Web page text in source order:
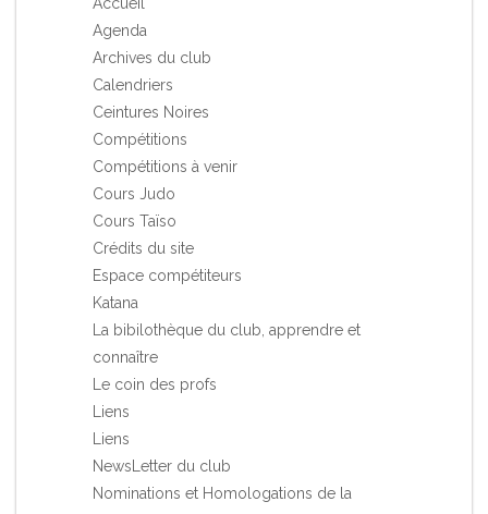
Agenda
Archives du club
Calendriers
Ceintures Noires
Compétitions
Compétitions à venir
Cours Judo
Cours Taïso
Crédits du site
Espace compétiteurs
Katana
La bibilothèque du club, apprendre et
connaître
Le coin des profs
Liens
Liens
NewsLetter du club
Nominations et Homologations de la